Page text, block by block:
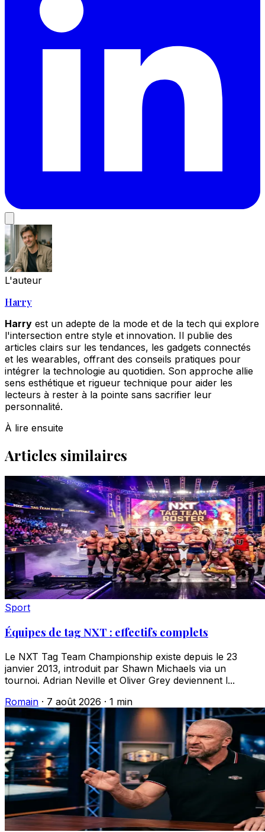
L'auteur
Harry
Harry est un adepte de la mode et de la tech qui explore
l'intersection entre style et innovation. Il publie des
articles clairs sur les tendances, les gadgets connectés
et les wearables, offrant des conseils pratiques pour
intégrer la technologie au quotidien. Son approche allie
sens esthétique et rigueur technique pour aider les
lecteurs à rester à la pointe sans sacrifier leur
personnalité.
À lire ensuite
Articles similaires
Sport
Équipes de tag NXT : effectifs complets
Le NXT Tag Team Championship existe depuis le 23
janvier 2013, introduit par Shawn Michaels via un
tournoi. Adrian Neville et Oliver Grey deviennent l...
Romain · 7 août 2026 · 1 min